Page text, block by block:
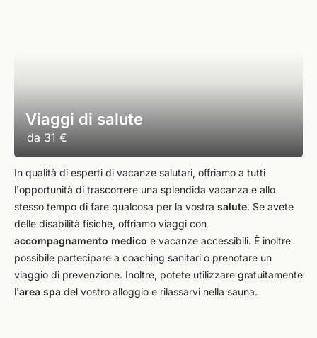
Viaggi di salute
da 31 €
In qualità di esperti di vacanze salutari, offriamo a tutti
l'opportunità di trascorrere una splendida vacanza e allo
stesso tempo di fare qualcosa per la vostra salute. Se avete
delle disabilità fisiche, offriamo viaggi con
accompagnamento medico e vacanze accessibili. È inoltre
possibile partecipare a coaching sanitari o prenotare un
viaggio di prevenzione. Inoltre, potete utilizzare gratuitamente
l'area spa del vostro alloggio e rilassarvi nella sauna.